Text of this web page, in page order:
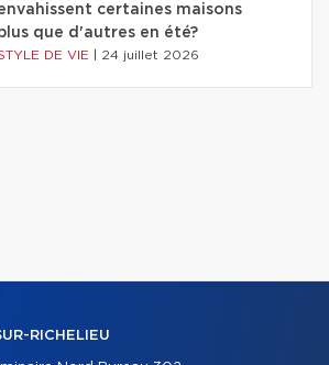
certaines maisons
que d'autres en été?
DE VIE 24 juillet 2026
RICHELIEU